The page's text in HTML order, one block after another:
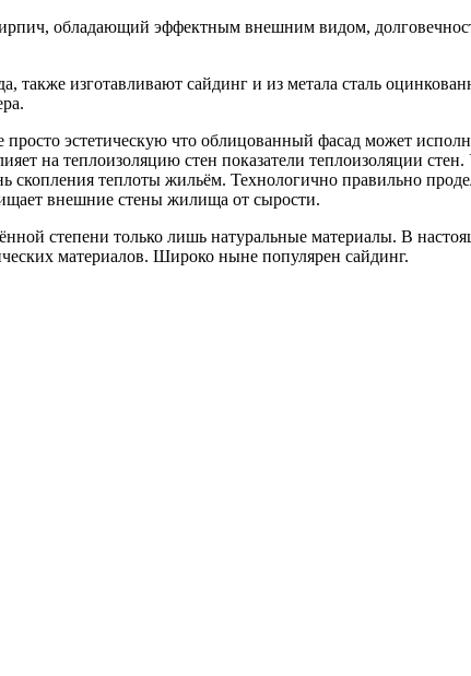
обладающий эффектным внешним видом,
изготавливают сайдинг и из метала сталь
эстетическую что облицованный фасад может
на теплоизоляцию стен показатели теплоизоляции
теплоты жильём. Технологично правильно
внешние стены жилища от сырости.
степени только лишь натуральные материалы. В
материалов. Широко ныне популярен сайдинг.